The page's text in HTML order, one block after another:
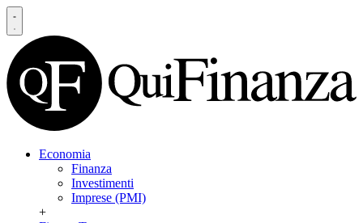
Economia
Finanza
Investimenti
Imprese (PMI)
+